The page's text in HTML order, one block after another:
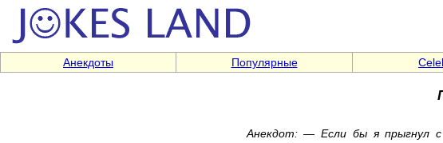
Анекдоты Популярные
Анекдот: — Если бы я прыгнул с